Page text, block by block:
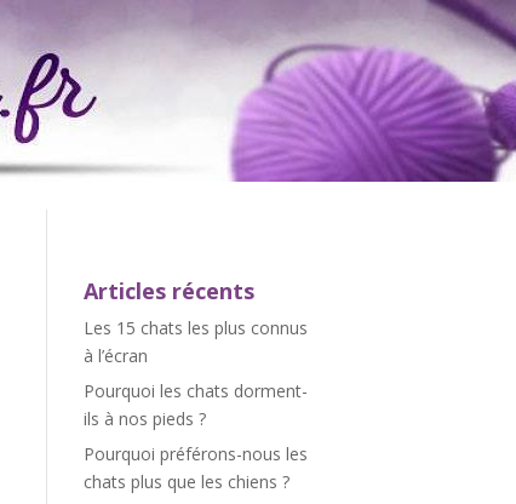
Articles récents
Les 15 chats les plus connus
à l’écran
Pourquoi les chats dorment-
ils à nos pieds ?
Pourquoi préférons-nous les
chats plus que les chiens ?